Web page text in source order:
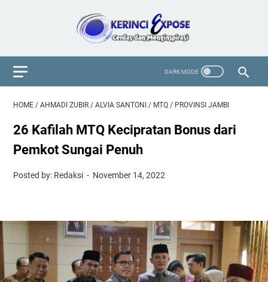
HOME / AHMADI ZUBIR / ALVIA SANTONI / MTQ / PROVINSI JAMBI
26 Kafilah MTQ Kecipratan Bonus dari
Pemkot Sungai Penuh
Posted by: Redaksi November 14, 2022